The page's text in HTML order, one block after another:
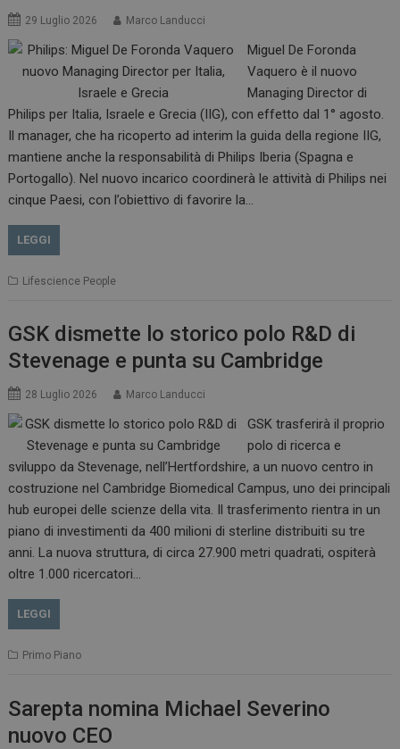
29 Luglio 2026 Marco Landucci
Miguel De Foronda
Vaquero è il nuovo
Managing Director di
Philips per Italia, Israele e Grecia (IIG), con effetto dal 1° agosto.
Il manager, che ha ricoperto ad interim la guida della regione IIG,
mantiene anche la responsabilità di Philips Iberia (Spagna e
Portogallo). Nel nuovo incarico coordinerà le attività di Philips nei
cinque Paesi, con l’obiettivo di favorire la…
LEGGI
Lifescience People
GSK dismette lo storico polo R&D di
Stevenage e punta su Cambridge
28 Luglio 2026 Marco Landucci
GSK trasferirà il proprio
polo di ricerca e
sviluppo da Stevenage, nell’Hertfordshire, a un nuovo centro in
costruzione nel Cambridge Biomedical Campus, uno dei principali
hub europei delle scienze della vita. Il trasferimento rientra in un
piano di investimenti da 400 milioni di sterline distribuiti su tre
anni. La nuova struttura, di circa 27.900 metri quadrati, ospiterà
oltre 1.000 ricercatori…
LEGGI
Primo Piano
Sarepta nomina Michael Severino
nuovo CEO